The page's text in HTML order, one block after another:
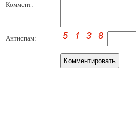
Коммент:
Антиспам: